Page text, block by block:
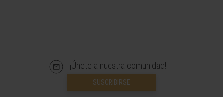
¡Únete a nuestra comunidad!
SUSCRIBIRSE